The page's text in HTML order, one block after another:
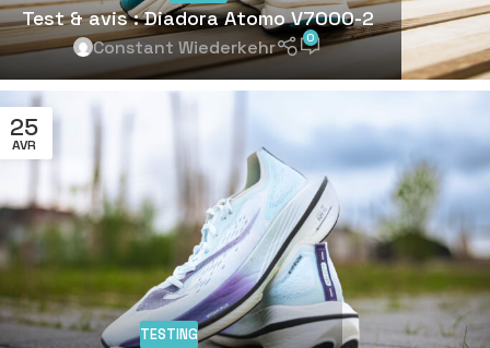
Test & avis : Diadora Atomo V7000-2
Constant Wiederkehr 0
25
AVR
TESTING